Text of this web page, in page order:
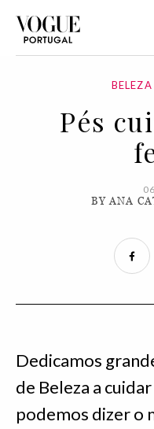
BELEZA
Pés
BY ANA
Dedicamos
de Beleza a
podemos dizer o